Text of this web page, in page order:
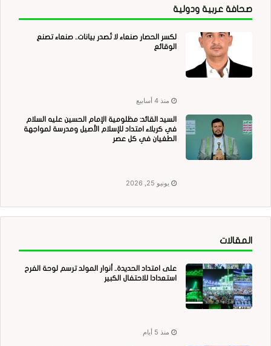
صحافة عربية ودولية
لكسر الحصار صنعاء لا تُصدر بيانات.. صنعاء تصنع
الوقائع
منذ 4 أسابيع
السيد القائد: مظلومية الإمام الحسين عليه السلام
في كربلاء امتداد للإسلام الأصيل ومدرسة لمواجهة
الطغيان في كل عصر
يونيو 25, 2026
المقالات
على امتداد الحديدة.. أنوار المولد ترسم لوحة الفرح
استعدادا للاحتفال الكبير
منذ 5 أيام